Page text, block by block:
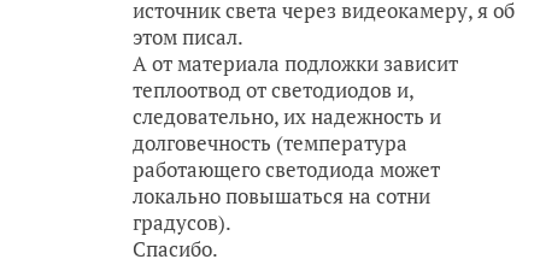
источник света через видеокамеру, я об
этом писал.
А от материала подложки зависит
теплоотвод от светодиодов и,
следовательно, их надежность и
долговечность (температура
работающего светодиода может
локально повышаться на сотни
градусов).
Спасибо.